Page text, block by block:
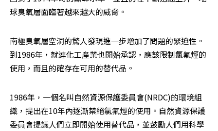
球臭氧層面臨著越來越大的威脅。
南極臭氧層空洞的驚人發現進一步增加了問題的緊迫性。
到1986年，就連化工產業也開始承認，應該限制氯氟烴的
使用，而且的確存在可用的替代品。
1986年，一個名叫自然資源保護委員會(NRDC)的環境組
織，提出在10年內逐漸禁絕氯氟烴的使用。自然資源保護
委員會提議人們立即開始使用替代品，並鼓勵人們用科學